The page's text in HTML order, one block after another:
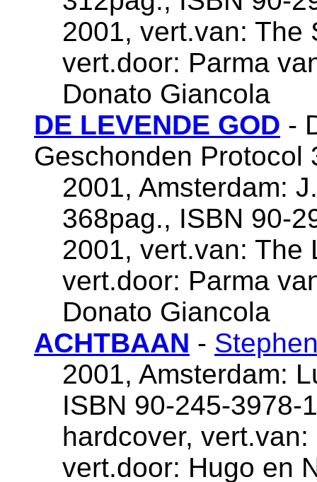
2001, vert.van: The
vert.door: Parma
Donato Giancola
DE LEVENDE GOD -
Geschonden Protocol
2001, Amsterdam:
368pag., ISBN 90-
2001, vert.van: The
vert.door: Parma
Donato Giancola
ACHTBAAN -
2001, Amsterdam:
ISBN 90-245-3978-
hardcover,
vert.door: Hugo en